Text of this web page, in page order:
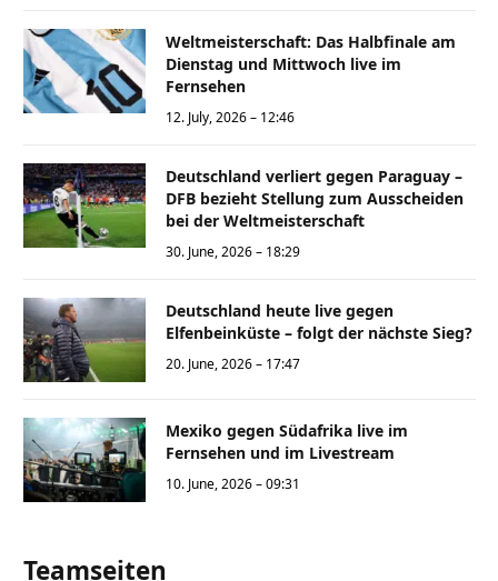
Weltmeisterschaft: Das Halbfinale am
Dienstag und Mittwoch live im
Fernsehen
12. July, 2026 – 12:46
Deutschland verliert gegen Paraguay –
DFB bezieht Stellung zum Ausscheiden
bei der Weltmeisterschaft
30. June, 2026 – 18:29
Deutschland heute live gegen
Elfenbeinküste – folgt der nächste Sieg?
20. June, 2026 – 17:47
Mexiko gegen Südafrika live im
Fernsehen und im Livestream
10. June, 2026 – 09:31
Teamseiten